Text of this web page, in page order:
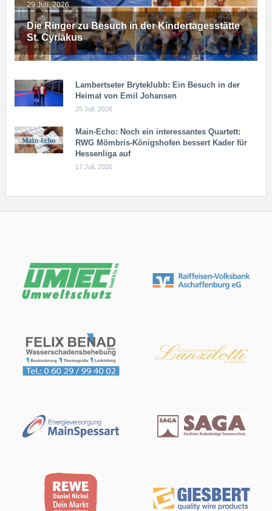
Die Ringer zu Besuch in der Kindertagesstätte
St. Cyriakus
29 Juli, 2026
Lambertseter Bryteklubb: Ein Besuch in der
Heimat von Emil Johansen
25 Juli, 2026
Main-Echo: Noch ein in­ter­es­san­tes Quar­tett:
RWG Möm­b­ris-Kö­n­igs­ho­fen bessert Kader für
Hessenliga auf
17 Juli, 2026